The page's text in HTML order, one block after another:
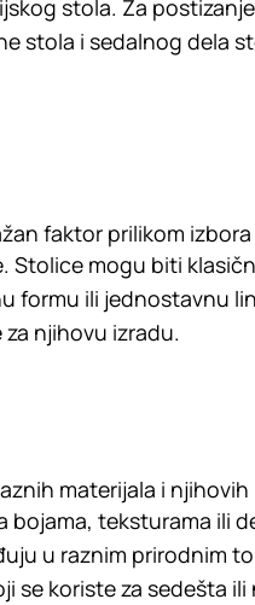
stola. Za
stola i sedalnog dela
faktor prilikom
mogu biti
formu ili jednostavnu
njihovu izradu.
materijala i
teksturama ili
u raznim prirodnim
se koriste za sedešta